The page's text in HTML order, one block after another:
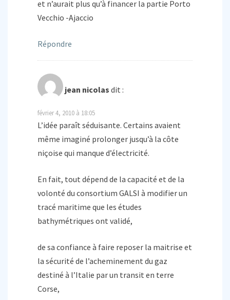
et n’aurait plus qu’à financer la partie Porto
Vecchio -Ajaccio
Répondre
jean nicolas dit :
février 4, 2010 à 18:05
L’idée paraît séduisante. Certains avaient
même imaginé prolonger jusqu’à la côte
niçoise qui manque d’électricité.
En fait, tout dépend de la capacité et de la
volonté du consortium GALSI à modifier un
tracé maritime que les études
bathymétriques ont validé,
de sa confiance à faire reposer la maitrise et
la sécurité de l’acheminement du gaz
destiné à l’Italie par un transit en terre
Corse,